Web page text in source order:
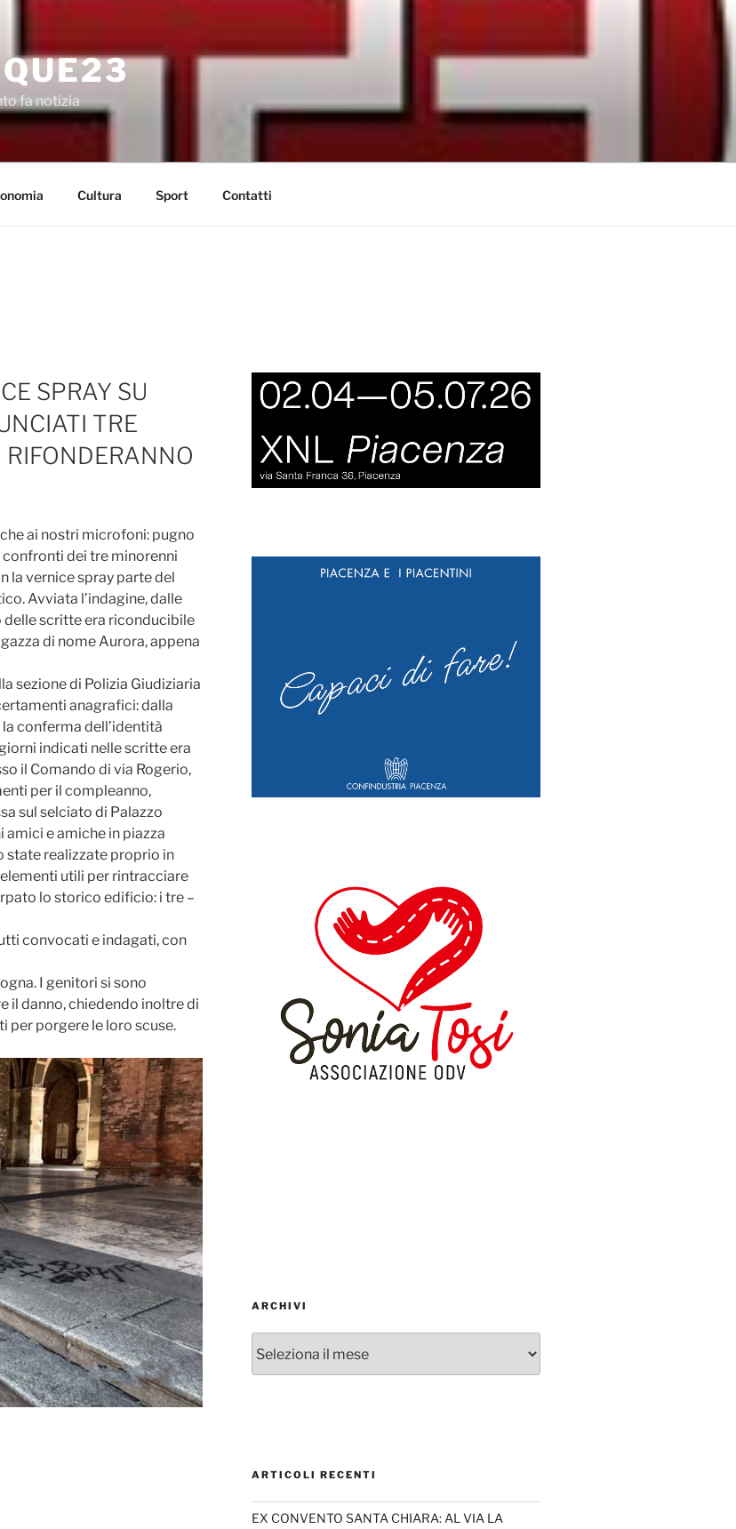
fa notizia
Cultura Sport Contatti
SPRAY SU
TRE
ai nostri microfoni: pugno
dei tre minorenni
la vernice spray parte del
Avviata l’indagine, dalle
scritte era riconducibile
di nome Aurora, appena
sezione di Polizia Giudiziaria
anagrafici: dalla
conferma dell’identità
indicati nelle scritte era
il Comando di via Rogerio,
per il compleanno,
sul selciato di Palazzo
e amiche in piazza
state realizzate proprio in
utili per rintracciare
lo storico edificio: i tre –
convocati e indagati, con
I genitori si sono
il danno, chiedendo inoltre di
per porgere le loro scuse.
ARCHIVI
ARTICOLI RECENTI
EX CONVENTO SANTA CHIARA: AL VIA LA